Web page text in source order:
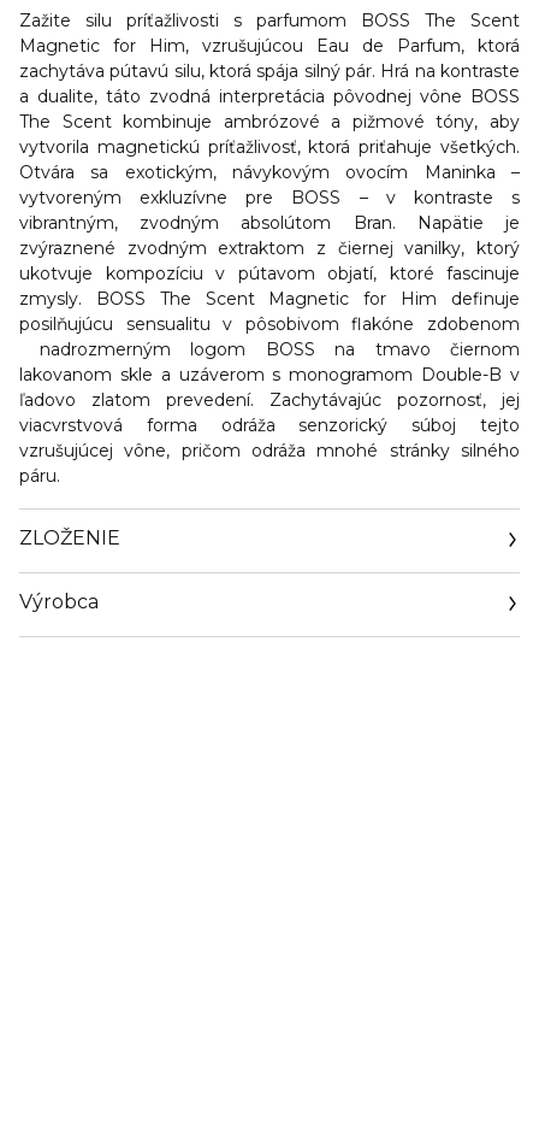
Zažite silu príťažlivosti s parfumom BOSS The Scent
Magnetic for Him, vzrušujúcou Eau de Parfum, ktorá
zachytáva pútavú silu, ktorá spája silný pár. Hrá na kontraste
a dualite, táto zvodná interpretácia pôvodnej vône BOSS
The Scent kombinuje ambrózové a pižmové tóny, aby
vytvorila magnetickú príťažlivosť, ktorá priťahuje všetkých.
Otvára sa exotickým, návykovým ovocím Maninka –
vytvoreným exkluzívne pre BOSS – v kontraste s
vibrantným, zvodným absolútom Bran. Napätie je
zvýraznené zvodným extraktom z čiernej vanilky, ktorý
ukotvuje kompozíciu v pútavom objatí, ktoré fascinuje
zmysly. BOSS The Scent Magnetic for Him definuje
posilňujúcu sensualitu v pôsobivom flakóne zdobenom
nadrozmerným logom BOSS na tmavo čiernom
lakovanom skle a uzáverom s monogramom Double-B v
ľadovo zlatom prevedení. Zachytávajúc pozornosť, jej
viacvrstvová forma odráža senzorický súboj tejto
vzrušujúcej vône, pričom odráža mnohé stránky silného
páru.
ZLOŽENIE
Výrobca